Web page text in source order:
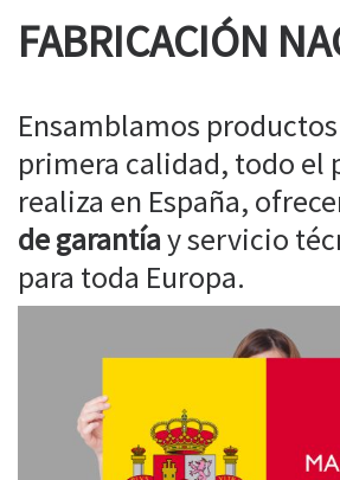
FABRICACIÓN
Ensamblamos
primera calidad, todo el
realiza en España,
de garantíay servicio
para toda Europa.